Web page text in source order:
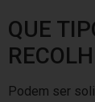
QUE
Podem ser